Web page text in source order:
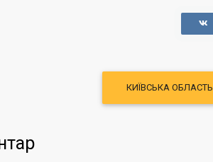
КИЇВСЬКА ОБЛАСТЬ